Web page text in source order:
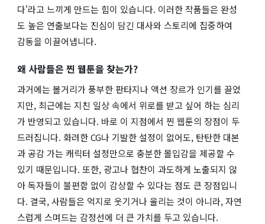
다'라고 느끼게 만드는 힘이 있습니다. 이러한 작품들은 완성
도 높은 연출보다는 진심이 담긴 대사와 스토리에 집중하여
감동을 이끌어냅니다.
왜 사람들은 찐 웹툰을 찾는가?
과거에는 볼거리가 풍부한 판타지나 액션 장르가 인기를 끌었
지만, 최근에는 지친 일상 속에서 위로를 받고 싶어 하는 심리
가 반영되고 있습니다. 바로 이 지점에서 찐 웹툰의 장점이 두
드러집니다. 화려한 CG나 기발한 설정이 없어도, 탄탄한 대본
과 공감 가는 캐릭터 설정만으로 충분한 몰입감을 제공할 수
있기 때문입니다. 또한, 광고나 협찬이 과도하게 노출되지 않
아 독자들이 불편함 없이 감상할 수 있다는 점도 큰 장점입니
다. 결국, 사람들은 억지로 웃기거나 울리는 것이 아니라, 자연
스럽게 스며드는 감정선에 더 큰 가치를 두고 있습니다.